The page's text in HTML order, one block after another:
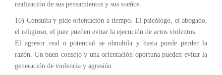
realización de sus pensamientos y sus sueños.
10) Consulta y pide orientación a tiempo. El psicólogo, el abogado,
el religioso, el juez pueden evitar la ejecución de actos violentos.
El agresor real o potencial se obnubila y hasta puede perder la
razón. Un buen consejo y una orientación oportuna pueden evitar la
generación de violencia y agresión.